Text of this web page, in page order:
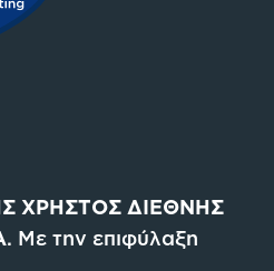
ΧΡΗΣΤΟΣ ΔΙΕΘΝΗΣ
. Με την επιφύλαξη